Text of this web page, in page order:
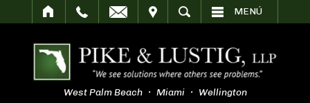
BUSCAR MENÚ
West Palm Beach Miami
Wellington